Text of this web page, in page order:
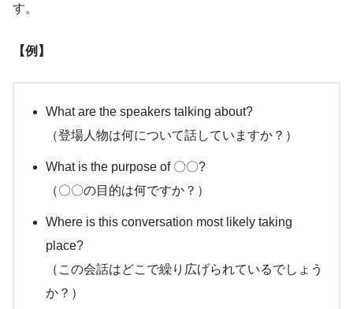
す。
【例】
What are the speakers talking about?
（登場人物は何について話していますか？）
What is the purpose of 〇〇?
（〇〇の目的は何ですか？）
Where is this conversation most likely taking
place?
（この会話はどこで繰り広げられているでしょう
か？）